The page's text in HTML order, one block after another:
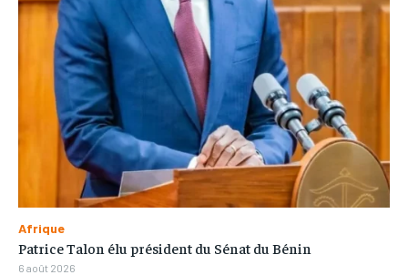
Afrique
Patrice Talon élu président du Sénat du Bénin
6 août 2026